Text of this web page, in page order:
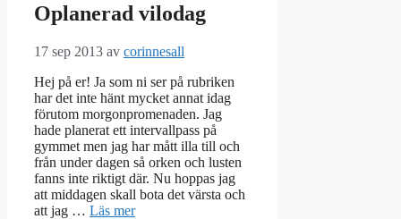
Oplanerad vilodag
17 sep 2013 av corinnesall
Hej på er! Ja som ni ser på rubriken
har det inte hänt mycket annat idag
förutom morgonpromenaden. Jag
hade planerat ett intervallpass på
gymmet men jag har mått illa till och
från under dagen så orken och lusten
fanns inte riktigt där. Nu hoppas jag
att middagen skall bota det värsta och
att jag … Läs mer